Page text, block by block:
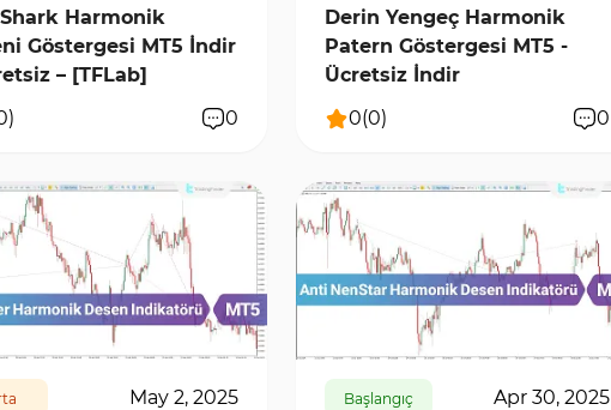
Harmonik
Göstergesi MT5 İndir
– [TFLab]
) 0
Derin Yengeç Harmonik
Patern Göstergesi MT5 -
Ücretsiz İndir
0(0) 0
5867 0
May 2, 2025
126 5804 0
Başlangıç
Apr 30, 2025